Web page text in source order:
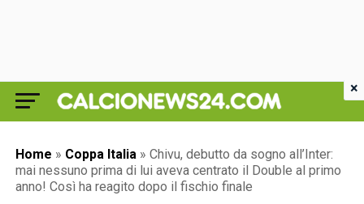
Home » Coppa Italia » Chivu, debutto da sogno all’Inter:
mai nessuno prima di lui aveva centrato il Double al primo
anno! Così ha reagito dopo il fischio finale
×